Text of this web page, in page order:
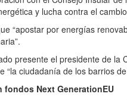
y lucha contra el
“apostar por energías
presente el presidente de
“la ciudadanía de los barrios
Next GenerationEU